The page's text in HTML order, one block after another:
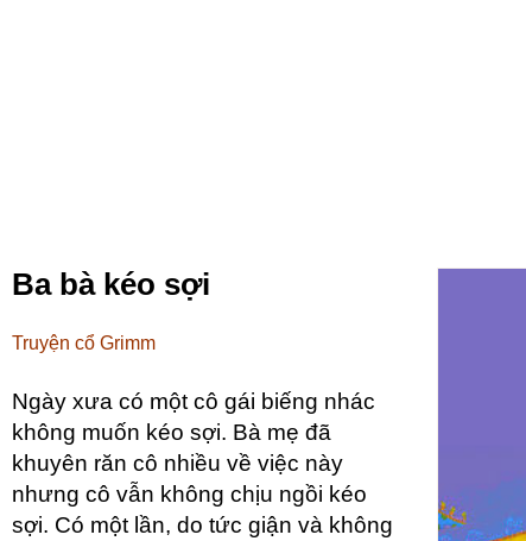
Ba bà kéo sợi
Truyện cổ Grimm
Ngày xưa có một cô gái biếng nhác
không muốn kéo sợi. Bà mẹ đã
khuyên răn cô nhiều về việc này
nhưng cô vẫn không chịu ngồi kéo
sợi. Có một lần, do tức giận và không